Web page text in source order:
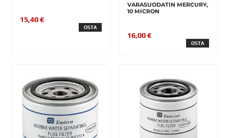
15,40 €
OSTA
VARASUODATIN MERCURY,
10 MICRON
16,00 €
OSTA